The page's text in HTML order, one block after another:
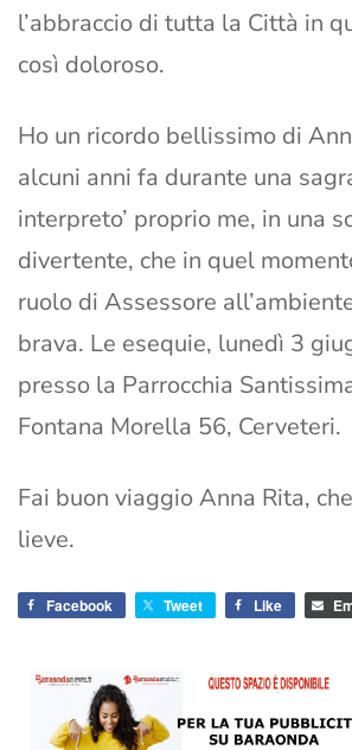
l’abbraccio di tutta la Città in
così doloroso.
Ho un ricordo bellissimo di
alcuni anni fa durante una
interpreto’ proprio me, in una
divertente, che in quel
ruolo di Assessore
brava. Le esequie, lunedì 3
presso la Parrocchia
Fontana Morella 56, Cerveteri.
Fai buon viaggio Anna Rita,
lieve.
Facebook Tweet Like